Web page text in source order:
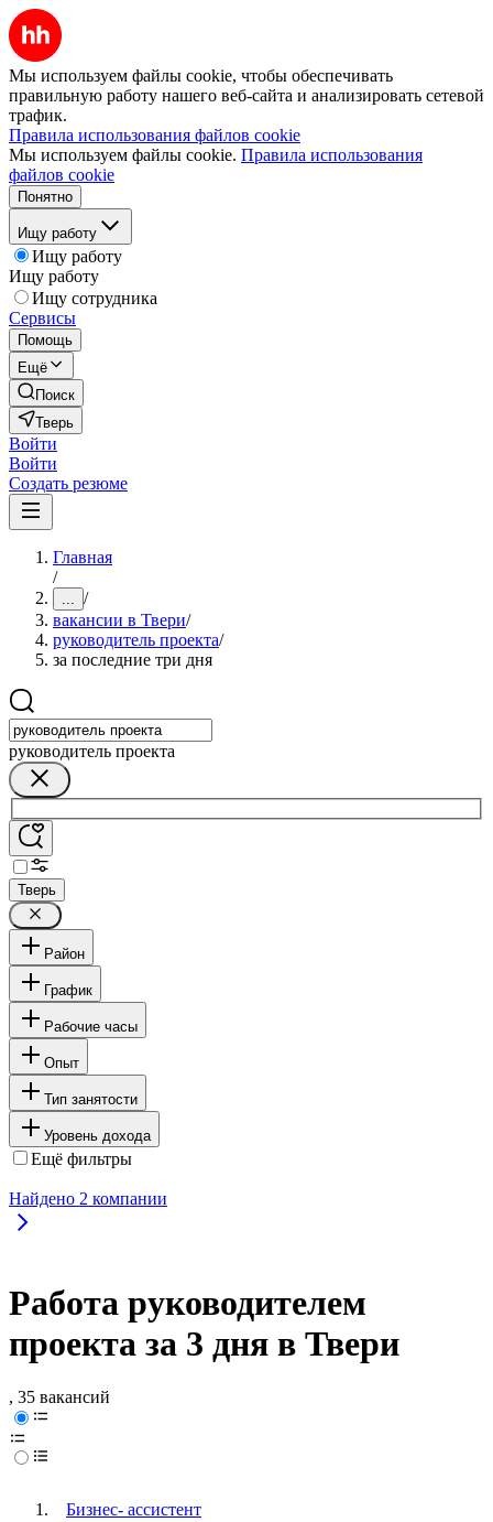
Мы используем файлы cookie, чтобы обеспечивать
правильную работу нашего веб-сайта и анализировать сетевой
трафик.
Правила использования файлов cookie
Мы используем файлы cookie. Правила использования
файлов cookie
Понятно
Ищу работу
Ищу работу
Ищу работу
Ищу сотрудника
Сервисы
Помощь
Ещё
Поиск
Тверь
Войти
Войти
Создать резюме
Главная
/
... /
вакансии в Твери/
руководитель проекта/
за последние три дня
руководитель проекта
Тверь
Район
График
Рабочие часы
Опыт
Тип занятости
Уровень дохода
Ещё фильтры
Найдено 2 компании
Работа руководителем
проекта за 3 дня в Твери
, 35 вакансий
Бизнес- ассистент